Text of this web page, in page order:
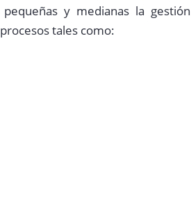
y medianas la gestión
tales como: